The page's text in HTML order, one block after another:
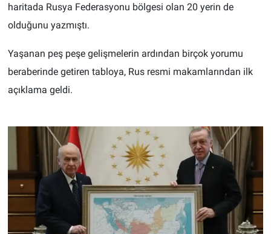
haritada Rusya Federasyonu bölgesi olan 20 yerin de
olduğunu yazmıştı.
Yaşanan peş peşe gelişmelerin ardından birçok yorumu
beraberinde getiren tabloya, Rus resmi makamlarından ilk
açıklama geldi.